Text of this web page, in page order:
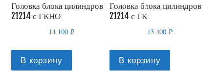
Головка блока цилиндров
21214 с ГКНО
14 100₽
В корзину
Головка блока цилиндров
21214 с ГК
13 400 ₽
В корзину